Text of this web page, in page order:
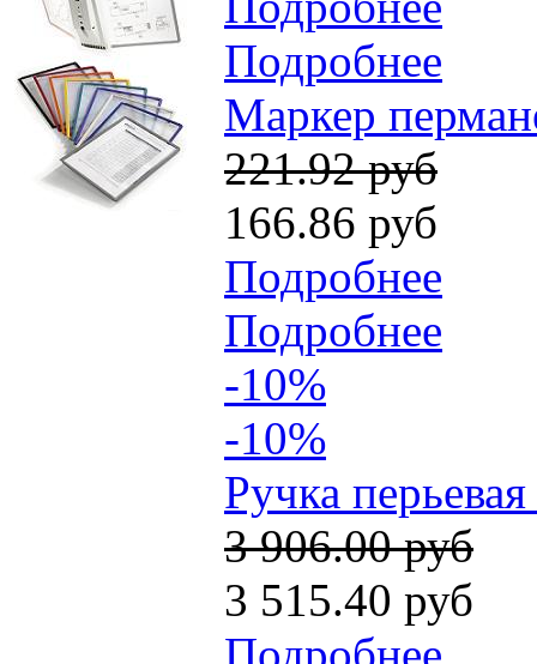
Подробнее
Маркер
221.92 руб
166.86 руб
Подробнее
Подробнее
-10%
-10%
Ручка
3 906.00 руб
3 515.40 руб